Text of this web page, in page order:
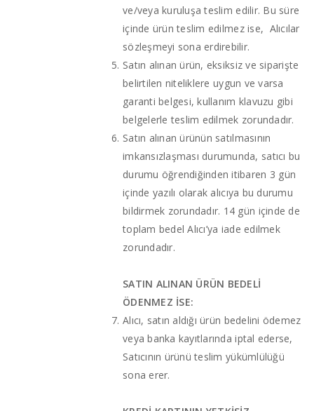
ve/veya kuruluşa teslim edilir. Bu süre
içinde ürün teslim edilmez ise, Alıcılar
sözleşmeyi sona erdirebilir.
Satın alınan ürün, eksiksiz ve siparişte
belirtilen niteliklere uygun ve varsa
garanti belgesi, kullanım klavuzu gibi
belgelerle teslim edilmek zorundadır.
Satın alınan ürünün satılmasının
imkansızlaşması durumunda, satıcı bu
durumu öğrendiğinden itibaren 3 gün
içinde yazılı olarak alıcıya bu durumu
bildirmek zorundadır. 14 gün içinde de
toplam bedel Alıcı’ya iade edilmek
zorundadır.
SATIN ALINAN ÜRÜN BEDELİ
ÖDENMEZ İSE:
Alıcı, satın aldığı ürün bedelini ödemez
veya banka kayıtlarında iptal ederse,
Satıcının ürünü teslim yükümlülüğü
sona erer.